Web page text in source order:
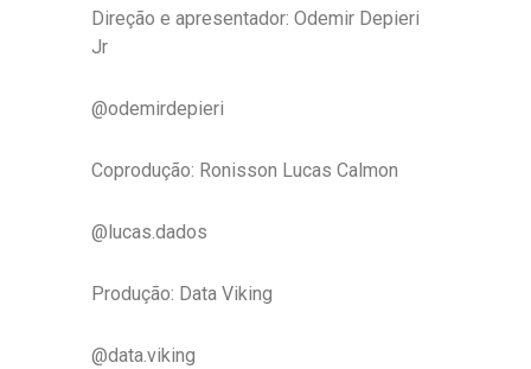
Direção e apresentador: Odemir Depieri
Jr
@odemirdepieri
Coprodução: Ronisson Lucas Calmon
@lucas.dados
Produção: Data Viking
@data.viking